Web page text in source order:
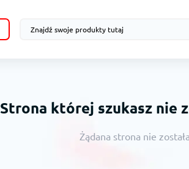
Strona której szukasz nie
Żądana strona nie